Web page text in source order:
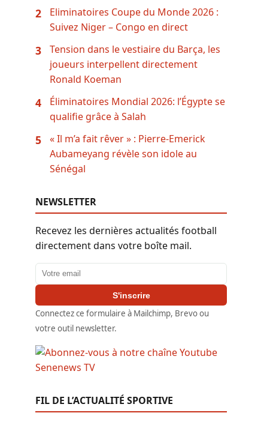
2
Eliminatoires Coupe du Monde 2026 :
Suivez Niger – Congo en direct
3
Tension dans le vestiaire du Barça, les
joueurs interpellent directement
Ronald Koeman
4
Éliminatoires Mondial 2026: l’Égypte se
qualifie grâce à Salah
5
« Il m’a fait rêver » : Pierre-Emerick
Aubameyang révèle son idole au
Sénégal
NEWSLETTER
Recevez les dernières actualités football
directement dans votre boîte mail.
Adresse email
S'inscrire
Connectez ce formulaire à Mailchimp, Brevo ou
votre outil newsletter.
FIL DE L’ACTUALITÉ SPORTIVE